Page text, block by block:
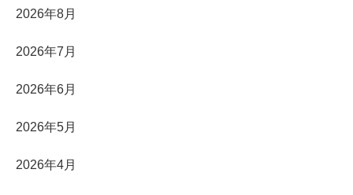
2026年8月
2026年7月
2026年6月
2026年5月
2026年4月